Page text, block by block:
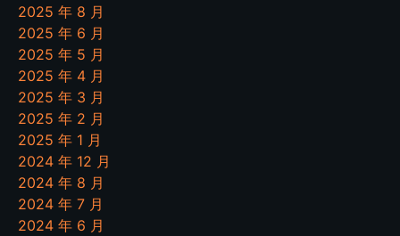
2025 年 8 月
2025 年 6 月
2025 年 5 月
2025 年 4 月
2025 年 3 月
2025 年 2 月
2025 年 1 月
2024 年 12 月
2024 年 8 月
2024 年 7 月
2024 年 6 月